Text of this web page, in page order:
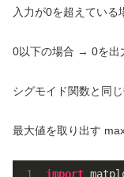
入力が0を超えてい
0以下の場合 → 0を出
シグモイド関数と同
最大値を取り出す
import